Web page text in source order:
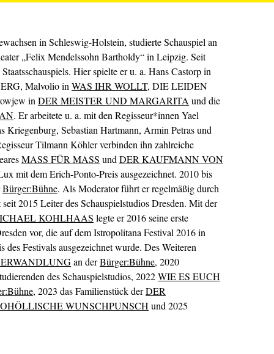
in Schleswig-Holstein, studierte Schauspiel an
„Felix Mendelssohn Bartholdy“ in Leipzig. Seit
Hier spielte er u. a. Hans Castorp in
Malvolio in WAS IHR WOLLT, DIE LEIDEN
in DER MEISTER UND MARGARITA und die
. Er arbeitete u. a. mit den Regisseur*innen Yael
Kriegenburg, Sebastian Hartmann, Armin Petras und
Tilmann Köhler verbinden ihn zahlreiche
MASS FÜR MASS und DER KAUFMANN VON
mit dem Erich-Ponto-Preis ausgezeichnet. 2010 bis
Bürger:Bühne. Als Moderator führt er regelmäßig durch
2015 Leiter des Schauspielstudios Dresden. Mit der
KOHLHAAS legte er 2016 seine erste
vor, die auf dem Istropolitana Festival 2016 in
Festivals ausgezeichnet wurde. Des Weiteren
an derBürger:Bühne, 2020
des Schauspielstudios, 2022WIE ES EUCH
, 2023 das Familienstück derDER
WUNSCHPUNSCH und 2025